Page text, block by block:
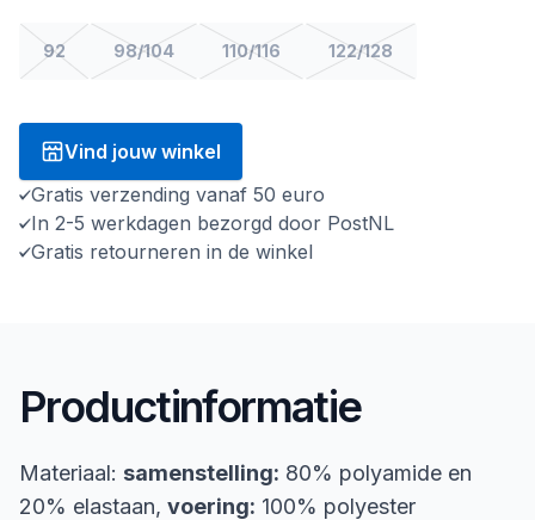
92 98/104 110/116 122/128
Vind jouw winkel
Gratis verzending vanaf 50 euro
In 2-5 werkdagen bezorgd door PostNL
Gratis retourneren in de winkel
Productinformatie
Materiaal: samenstelling: 80% polyamide en
20% elastaan, voering: 100% polyester